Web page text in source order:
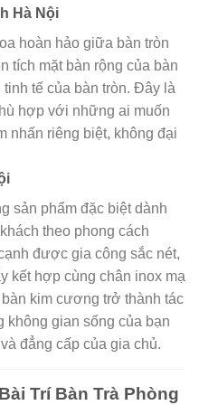
Hà Nội
hoàn hảo giữa bàn tròn
tích mặt bàn rộng của bàn
tế của bàn tròn. Đây là
hợp với những ai muốn
nhấn riêng biệt, không đại
sản phẩm đặc biệt dành
theo phong cách
được gia công sắc nét,
kết hợp cùng chân inox mạ
kim cương trở thành tác
không gian sống của bạn
đẳng cấp của gia chủ.
Trí Bàn Trà Phòng